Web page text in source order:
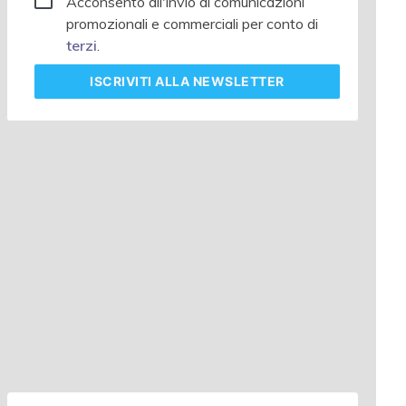
promozionali e commerciali per conto di
terzi.
ISCRIVITIALLA NEWSLETTER